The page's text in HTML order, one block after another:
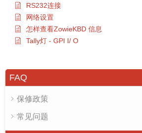
FAQ
保修政策
常见问题
RS232连接
网络设置
怎样查看ZowieKBD 信息
Tally灯 - GPI I/ O